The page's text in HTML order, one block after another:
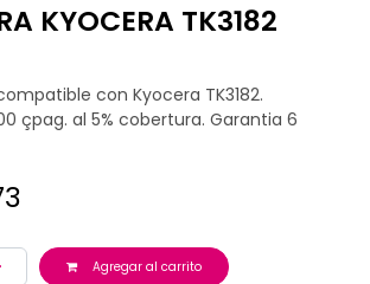
KYOCERA TK3182
con Kyocera TK3182.
çpag. al 5% cobertura. Garantia 6
Agregar al carrito